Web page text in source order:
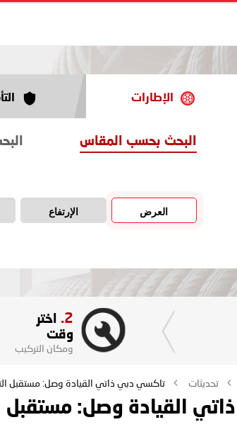
الإطارات
البحث بحسب المقاس
العرض الإرتفاع
2.
اختر
وقت
ومكان التركيب
تحديثات تاكسي دبي ذاتي القيادة وصل: مستقبل
القيادة وصل: مستقبل